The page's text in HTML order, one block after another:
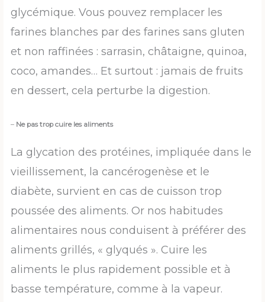
glycémique. Vous pouvez remplacer les
farines blanches par des farines sans gluten
et non raffinées : sarrasin, châtaigne, quinoa,
coco, amandes… Et surtout : jamais de fruits
en dessert, cela perturbe la digestion.
– Ne pas trop cuire les aliments
La glycation des protéines, impliquée dans le
vieillissement, la cancérogenèse et le
diabète, survient en cas de cuisson trop
poussée des aliments. Or nos habitudes
alimentaires nous conduisent à préférer des
aliments grillés, « glyqués ». Cuire les
aliments le plus rapidement possible et à
basse température, comme à la vapeur.